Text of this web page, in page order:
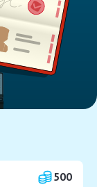
500